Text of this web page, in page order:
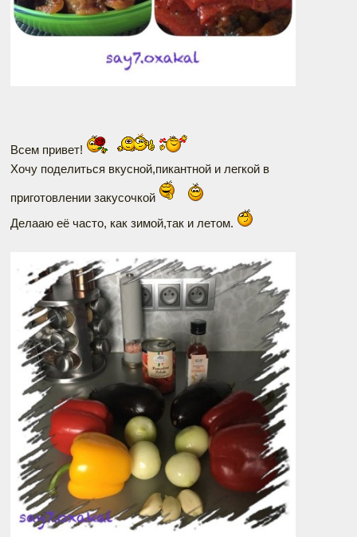
Всем привет!
Хочу поделиться вкусной,пикантной и легкой в
приготовлении закусочкой
Делааю её часто, как зимой,так и летом.